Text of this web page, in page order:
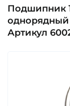
Подшипник
однорядный
Артикул